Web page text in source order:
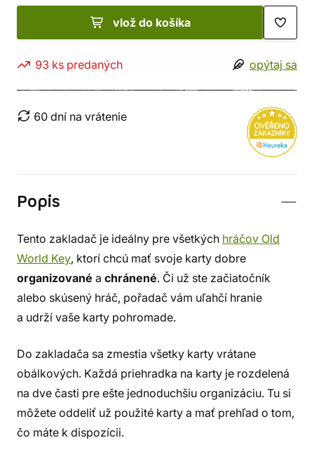
vlož do košíka
93 ks predaných opýtaj sa
60 dní na vrátenie
Popis
Tento zakladač je ideálny pre všetkých hráčov Old
World Key, ktorí chcú mať svoje karty dobre
organizované a chránené. Či už ste začiatočník
alebo skúsený hráč, pořadač vám uľahčí hranie
a udrží vaše karty pohromade.
Do zakladača sa zmestia všetky karty vrátane
obálkových. Každá priehradka na karty je rozdelená
na dve časti pre ešte jednoduchšiu organizáciu. Tu si
môžete oddeliť už použité karty a mať prehľad o tom,
čo máte k dispozícii.